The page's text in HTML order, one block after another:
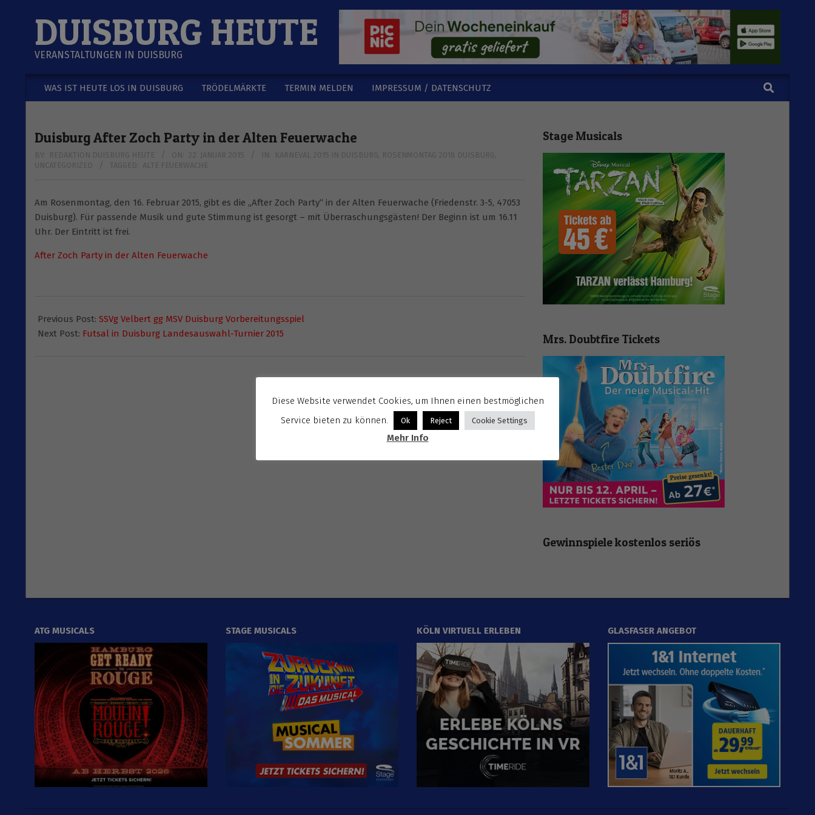
DUISBURG HEUTE
VERANSTALTUNGEN IN DUISBURG
Secondary
WAS IST HEUTE LOS IN DUISBURG TRÖDELMÄRKTE TERMIN MELDEN IMPRESSUM / DATENSCHUTZ Search
Duisburg After Zoch Party in der Alten Feuerwache
BY: REDAKTION DUISBURG HEUTE ON: 22. JANUAR 2015 IN: KARNEVAL 2015 IN DUISBURG ROSENMONTAG 2018 DUISBURG
UNCATEGORIZED
TAGGED: ALTE FEUERWACHE
Am Rosenmontag, den 16. Februar 2015, gibt es die „After Zoch Party“ in der Alten Feuerwache (Friedenstr. 3-5, 47053
Duisburg). Für passende Musik und gute Stimmung ist gesorgt – mit Überraschungsgästen! Der Beginn ist um 16.11
Uhr. Der Eintritt ist frei.
After Zoch Party in der Alten Feuerwache
01-
22
Previous Post: SSVg Velbert gg MSV Duisburg Vorbereitungsspiel
Next Post: Futsal in Duisburg Landesauswahl-Turnier 2015
Stage Musicals
Mrs. Doubtfire Tickets
Gewinnspiele kostenlos seriös
ATG MUSICALS STAGE MUSICALS KÖLN VIRTUELL ERLEBEN GLASFASER ANGEBOT
Diese Website verwendet Cookies, um Ihnen einen bestmöglichen
Service bieten zu können.
Ok Reject Cookie Settings
Mehr Info